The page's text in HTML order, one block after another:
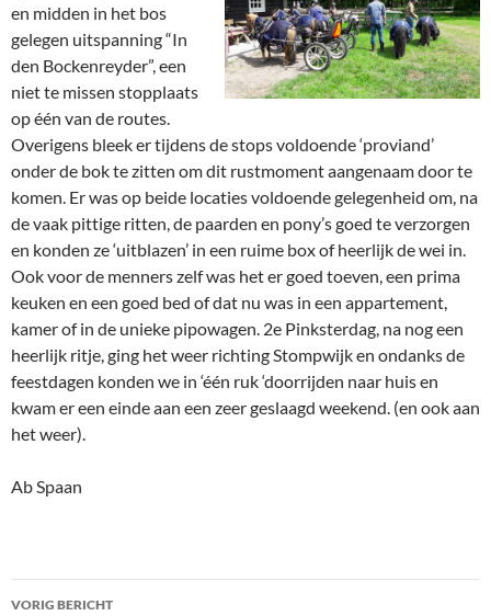
en midden in het bos
gelegen uitspanning “In
den Bockenreyder”, een
niet te missen stopplaats
op één van de routes.
Overigens bleek er tijdens de stops voldoende ‘proviand’
onder de bok te zitten om dit rustmoment aangenaam door te
komen. Er was op beide locaties voldoende gelegenheid om, na
de vaak pittige ritten, de paarden en pony’s goed te verzorgen
en konden ze ‘uitblazen’ in een ruime box of heerlijk de wei in.
Ook voor de menners zelf was het er goed toeven, een prima
keuken en een goed bed of dat nu was in een appartement,
kamer of in de unieke pipowagen. 2e Pinksterdag, na nog een
heerlijk ritje, ging het weer richting Stompwijk en ondanks de
feestdagen konden we in ‘één ruk ‘doorrijden naar huis en
kwam er een einde aan een zeer geslaagd weekend. (en ook aan
het weer).
Ab Spaan
Bericht
VORIG BERICHT